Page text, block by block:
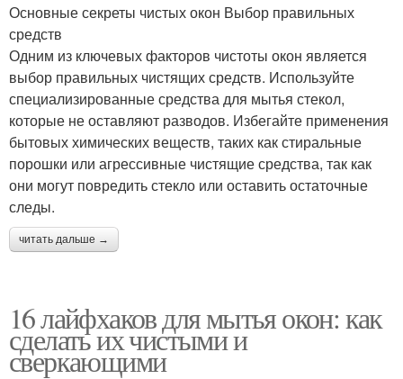
Основные секреты чистых окон Выбор правильных
средств
Одним из ключевых факторов чистоты окон является
выбор правильных чистящих средств. Используйте
специализированные средства для мытья стекол,
которые не оставляют разводов. Избегайте применения
бытовых химических веществ, таких как стиральные
порошки или агрессивные чистящие средства, так как
они могут повредить стекло или оставить остаточные
следы.
читать дальше →
16 лайфхаков для мытья окон: как
сделать их чистыми и
сверкающими